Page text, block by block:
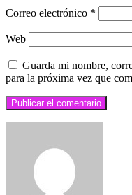
Correo electrónico *
Web
Guarda mi nombre,
para la próxima vez que